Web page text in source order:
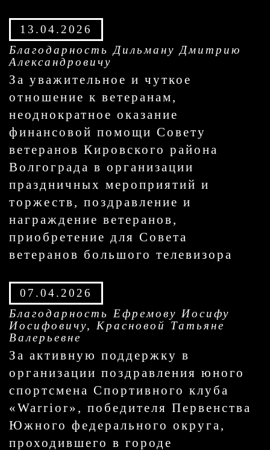
13.04.2026
Благодарность Дильману Дмитрию
Александровичу
За уважительное и чуткое
отношение к ветеранам,
неоднократное оказание
финансовой помощи Совету
ветеранов Кировского района
Волгограда в организации
праздничных мероприятий и
торжеств, поздравление и
награждение ветеранов,
приобретение для Совета
ветеранов большого телевизора
07.04.2026
Благодарность Ефремову Иосифу
Иосифовичу, Красновой Татьяне
Валерьевне
За активную поддержку в
организации поздравления юного
спортсмена Спортивного клуба
«Warrior», победителя Первенства
Южного федерального округа,
проходившего в городе